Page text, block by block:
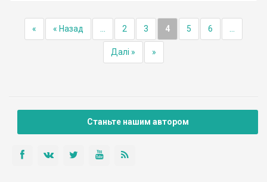
« « Назад 2 3 4 5 6
Далі » »
Станьте нашим автором